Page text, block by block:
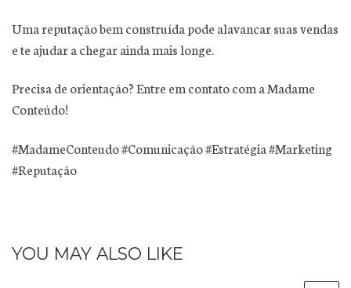
Uma reputação bem construída pode alavancar suas vendas
e te ajudar a chegar ainda mais longe.
Precisa de orientação? Entre em contato com a Madame
Conteúdo!
#MadameConteudo #Comunicação #Estratégia #Marketing
#Reputação
YOU MAY ALSO LIKE